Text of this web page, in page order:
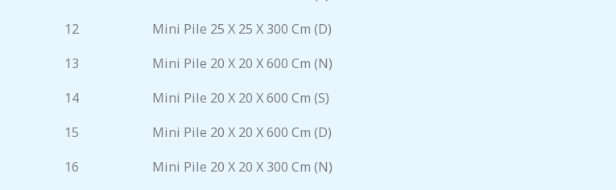
12
Mini Pile 25 X 25 X 300 Cm (D)
13
Mini Pile 20 X 20 X 600 Cm (N)
14
Mini Pile 20 X 20 X 600 Cm (S)
15
Mini Pile 20 X 20 X 600 Cm (D)
16
Mini Pile 20 X 20 X 300 Cm (N)